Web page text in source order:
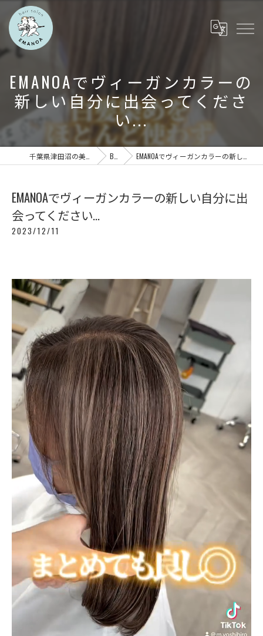
EMANOAでヴィーガンカラーの
新しい自分に出会ってくださ
い...
BLOG EMANOAでヴィーガンカラーの新しい自分に出会ってください...
EMANOAでヴィーガンカラーの新しい自分に出
会ってください...
2023/12/11